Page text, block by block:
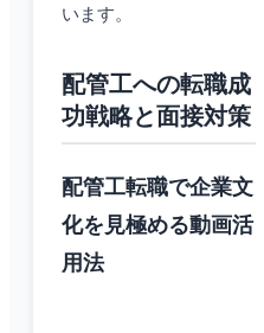
います。
配管工への転職成
功戦略と面接対策
配管工転職で企業文
化を見極める動画活
用法